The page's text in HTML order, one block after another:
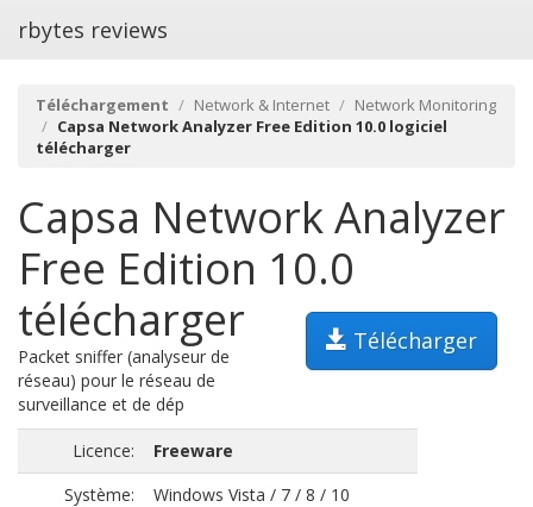
rbytes reviews
Téléchargement Network & Internet
Network Monitoring
Capsa Network Analyzer Free Edition 10.0 logiciel
télécharger
Capsa Network Analyzer
Free Edition 10.0
télécharger
Télécharger
Packet sniffer (analyseur de
réseau) pour le réseau de
surveillance et de dép
Licence:
Freeware
Système:
Windows Vista / 7 / 8 / 10